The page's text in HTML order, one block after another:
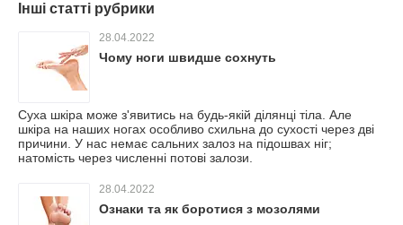
Інші статті рубрики
28.04.2022
Чому ноги швидше сохнуть
Суха шкіра може з'явитись на будь-якій ділянці тіла. Але
шкіра на наших ногах особливо схильна до сухості через дві
причини. У нас немає сальних залоз на підошвах ніг;
натомість через численні потові залози.
28.04.2022
Ознаки та як боротися з мозолями